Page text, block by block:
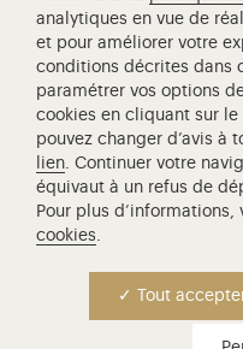
Centre de recherche du
Centre de Musique
Réseau des Résidences
Société des Amis de
Académie équestre
Campus Versailles
analytiques en vue de
et pour améliorer votre
conditions décrites dans
paramétrer vos options
cookies en cliquant sur le
pouvez changer d’avis
lien. Continuer votre
équivaut à un refus de
Pour plus
cookies.
Tout